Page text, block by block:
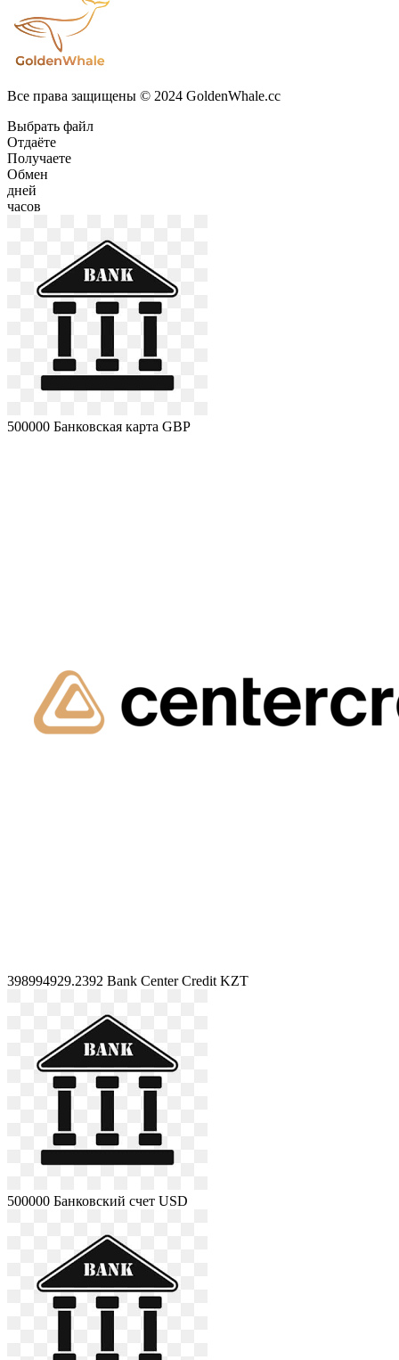
Все права защищены © 2024 GoldenWhale.cc
Выбрать файл
Отдаёте
Получаете
Обмен
дней
часов
500000 Банковская карта GBP
398994929.2392 Bank Center Credit KZT
500000 Банковский счет USD